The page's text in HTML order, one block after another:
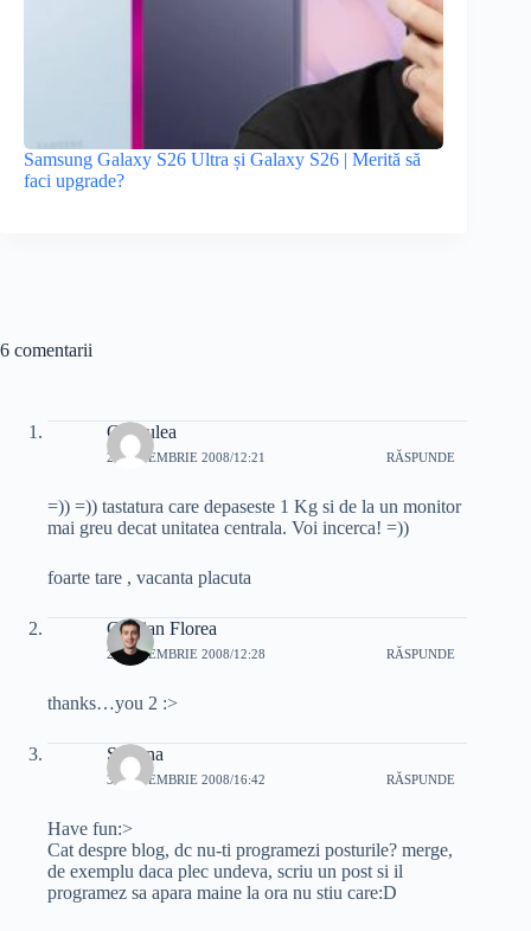
Samsung Galaxy S26 Ultra și Galaxy S26 | Merită să
faci upgrade?
6 comentarii
Gudrulea
2 SEPTEMBRIE 2008/12:21 RĂSPUNDE
=)) =)) tastatura care depaseste 1 Kg si de la un monitor
mai greu decat unitatea centrala. Voi incerca! =))
foarte tare , vacanta placuta
Cristian Florea
2 SEPTEMBRIE 2008/12:28 RĂSPUNDE
thanks…you 2 :>
Simona
3 SEPTEMBRIE 2008/16:42 RĂSPUNDE
Have fun:>
Cat despre blog, dc nu-ti programezi posturile? merge,
de exemplu daca plec undeva, scriu un post si il
programez sa apara maine la ora nu stiu care:D